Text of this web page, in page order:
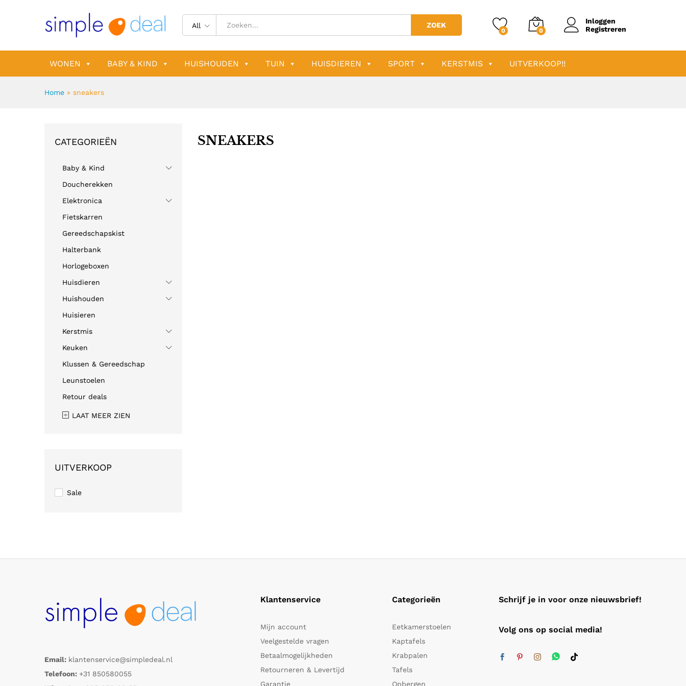
All ZOEK
0 0
Inloggen
Registreren
WONEN BABY & KIND HUISHOUDEN TUIN HUISDIEREN SPORT KERSTMIS UITVERKOOP!!
Home » sneakers
SNEAKERS
CATEGORIEËN
Baby & Kind
Doucherekken
Elektronica
Fietskarren
Gereedschapskist
Halterbank
Horlogeboxen
Huisdieren
Huishouden
Huisieren
Kerstmis
Keuken
Klussen & Gereedschap
Leunstoelen
Retour deals
LAAT MEER ZIEN
UITVERKOOP
Sale
Email: klantenservice@simpledeal.nl
Telefoon: +31 850580055
Klantenservice
Mijn account
Veelgestelde vragen
Betaalmogelijkheden
Retourneren & Levertijd
Garantie
Categorieën
Eetkamerstoelen
Kaptafels
Krabpalen
Tafels
Opbergen
Schrijf je in voor onze nieuwsbrief!
Volg ons op social media!